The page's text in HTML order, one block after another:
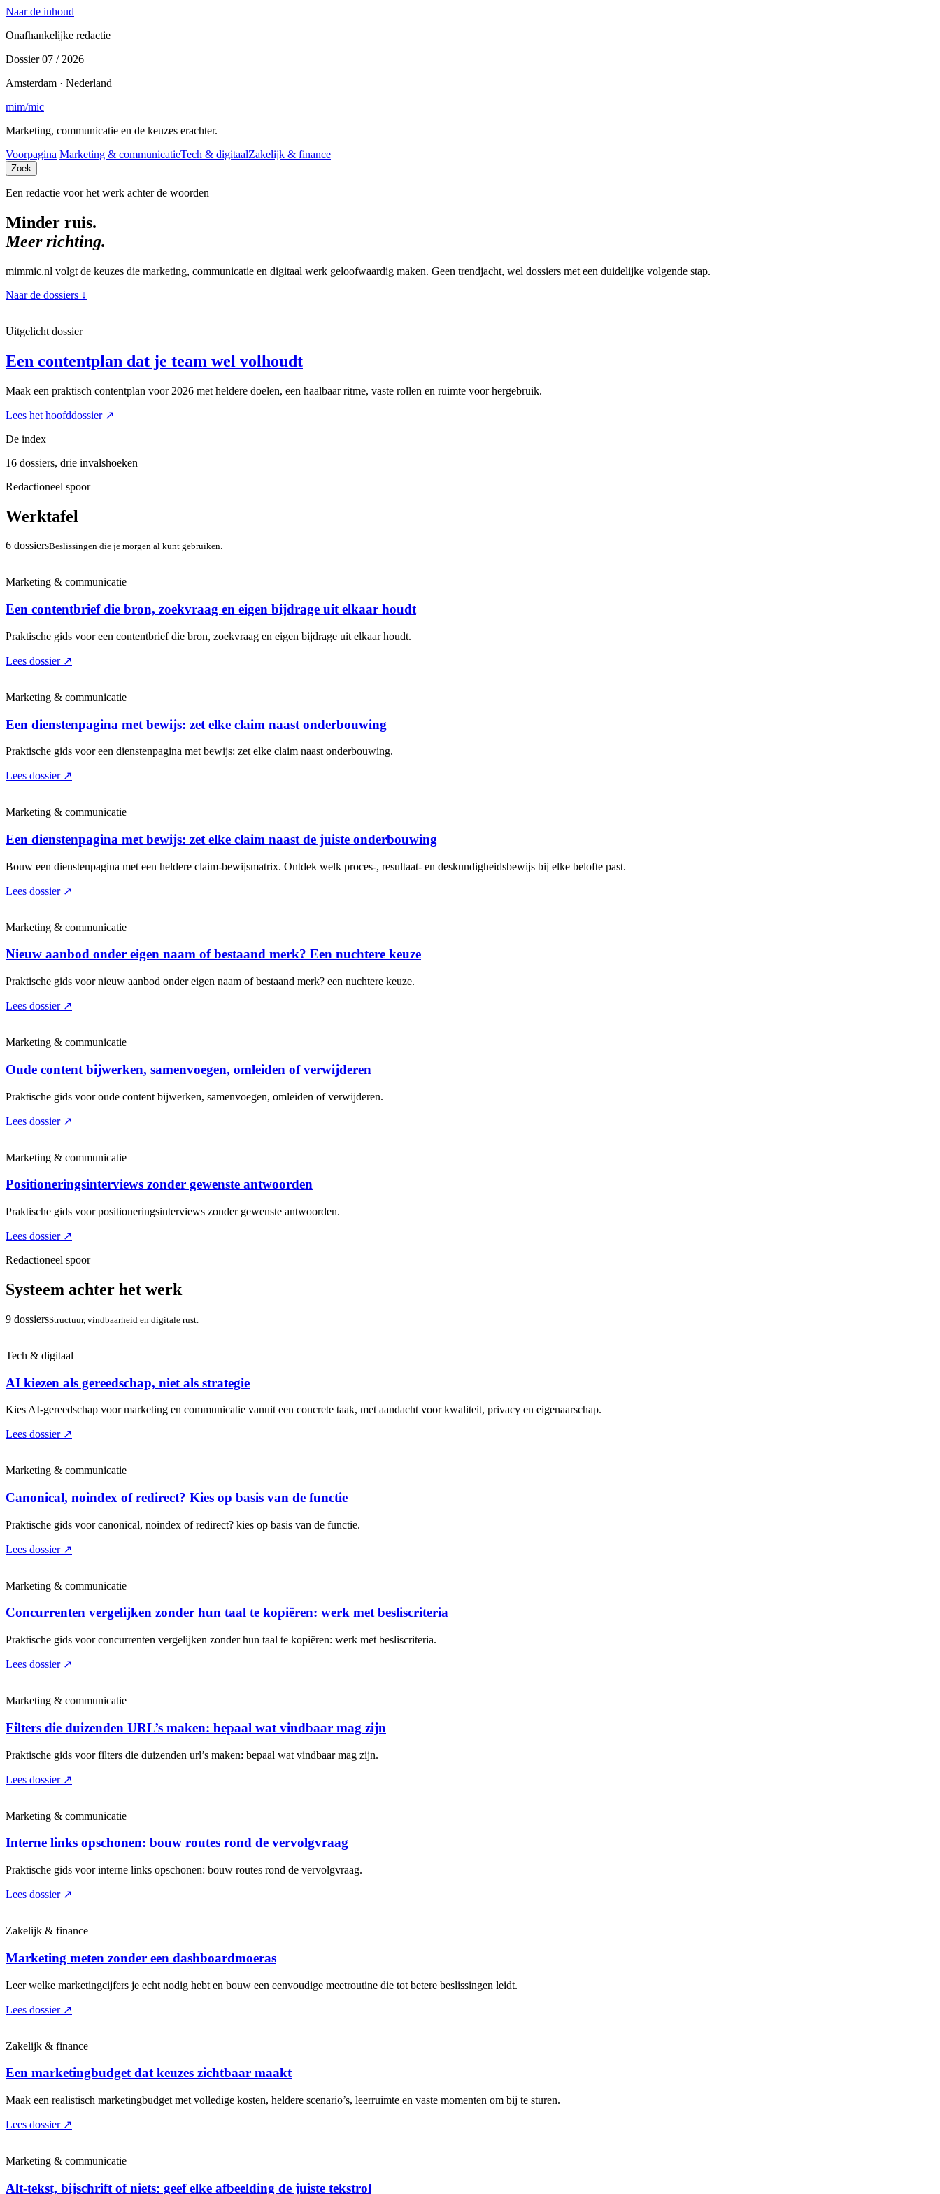
Naar de inhoud
Onafhankelijke redactie
Dossier 07 / 2026
Amsterdam · Nederland
mim/mic
Marketing, communicatie en de keuzes erachter.
Voorpagina Marketing & communicatieTech & digitaalZakelijk & finance
Zoek
Een redactie voor het werk achter de woorden
Minder ruis.
Meer richting.
mimmic.nl volgt de keuzes die marketing, communicatie en digitaal werk geloofwaardig maken. Geen trendjacht, wel dossiers met een duidelijke volgende stap.
Naar de dossiers ↓
Uitgelicht dossier
Een contentplan dat je team wel volhoudt
Maak een praktisch contentplan voor 2026 met heldere doelen, een haalbaar ritme, vaste rollen en ruimte voor hergebruik.
Lees het hoofddossier ↗
De index
16 dossiers, drie invalshoeken
Redactioneel spoor
Werktafel
6 dossiersBeslissingen die je morgen al kunt gebruiken.
Marketing & communicatie
Een contentbrief die bron, zoekvraag en eigen bijdrage uit elkaar houdt
Praktische gids voor een contentbrief die bron, zoekvraag en eigen bijdrage uit elkaar houdt.
Lees dossier ↗
Marketing & communicatie
Een dienstenpagina met bewijs: zet elke claim naast onderbouwing
Praktische gids voor een dienstenpagina met bewijs: zet elke claim naast onderbouwing.
Lees dossier ↗
Marketing & communicatie
Een dienstenpagina met bewijs: zet elke claim naast de juiste onderbouwing
Bouw een dienstenpagina met een heldere claim-bewijsmatrix. Ontdek welk proces-, resultaat- en deskundigheidsbewijs bij elke belofte past.
Lees dossier ↗
Marketing & communicatie
Nieuw aanbod onder eigen naam of bestaand merk? Een nuchtere keuze
Praktische gids voor nieuw aanbod onder eigen naam of bestaand merk? een nuchtere keuze.
Lees dossier ↗
Marketing & communicatie
Oude content bijwerken, samenvoegen, omleiden of verwijderen
Praktische gids voor oude content bijwerken, samenvoegen, omleiden of verwijderen.
Lees dossier ↗
Marketing & communicatie
Positioneringsinterviews zonder gewenste antwoorden
Praktische gids voor positioneringsinterviews zonder gewenste antwoorden.
Lees dossier ↗
Redactioneel spoor
Systeem achter het werk
9 dossiersStructuur, vindbaarheid en digitale rust.
Tech & digitaal
AI kiezen als gereedschap, niet als strategie
Kies AI-gereedschap voor marketing en communicatie vanuit een concrete taak, met aandacht voor kwaliteit, privacy en eigenaarschap.
Lees dossier ↗
Marketing & communicatie
Canonical, noindex of redirect? Kies op basis van de functie
Praktische gids voor canonical, noindex of redirect? kies op basis van de functie.
Lees dossier ↗
Marketing & communicatie
Concurrenten vergelijken zonder hun taal te kopiëren: werk met besliscriteria
Praktische gids voor concurrenten vergelijken zonder hun taal te kopiëren: werk met besliscriteria.
Lees dossier ↗
Marketing & communicatie
Filters die duizenden URL’s maken: bepaal wat vindbaar mag zijn
Praktische gids voor filters die duizenden url’s maken: bepaal wat vindbaar mag zijn.
Lees dossier ↗
Marketing & communicatie
Interne links opschonen: bouw routes rond de vervolgvraag
Praktische gids voor interne links opschonen: bouw routes rond de vervolgvraag.
Lees dossier ↗
Zakelijk & finance
Marketing meten zonder een dashboardmoeras
Leer welke marketingcijfers je echt nodig hebt en bouw een eenvoudige meetroutine die tot betere beslissingen leidt.
Lees dossier ↗
Zakelijk & finance
Een marketingbudget dat keuzes zichtbaar maakt
Maak een realistisch marketingbudget met volledige kosten, heldere scenario’s, leerruimte en vaste momenten om bij te sturen.
Lees dossier ↗
Marketing & communicatie
Alt-tekst, bijschrift of niets: geef elke afbeelding de juiste tekstrol